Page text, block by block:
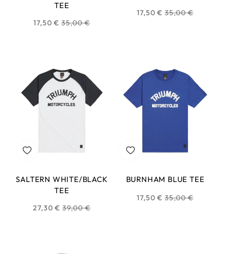
TEE
17,50 € Prix
35,00 €
17,50 € Prix
35,00 €
SALTERN WHITE/BLACK
TEE
27,30 € Prix
39,00 €
BURNHAM BLUE TEE
17,50 € Prix
35,00 €